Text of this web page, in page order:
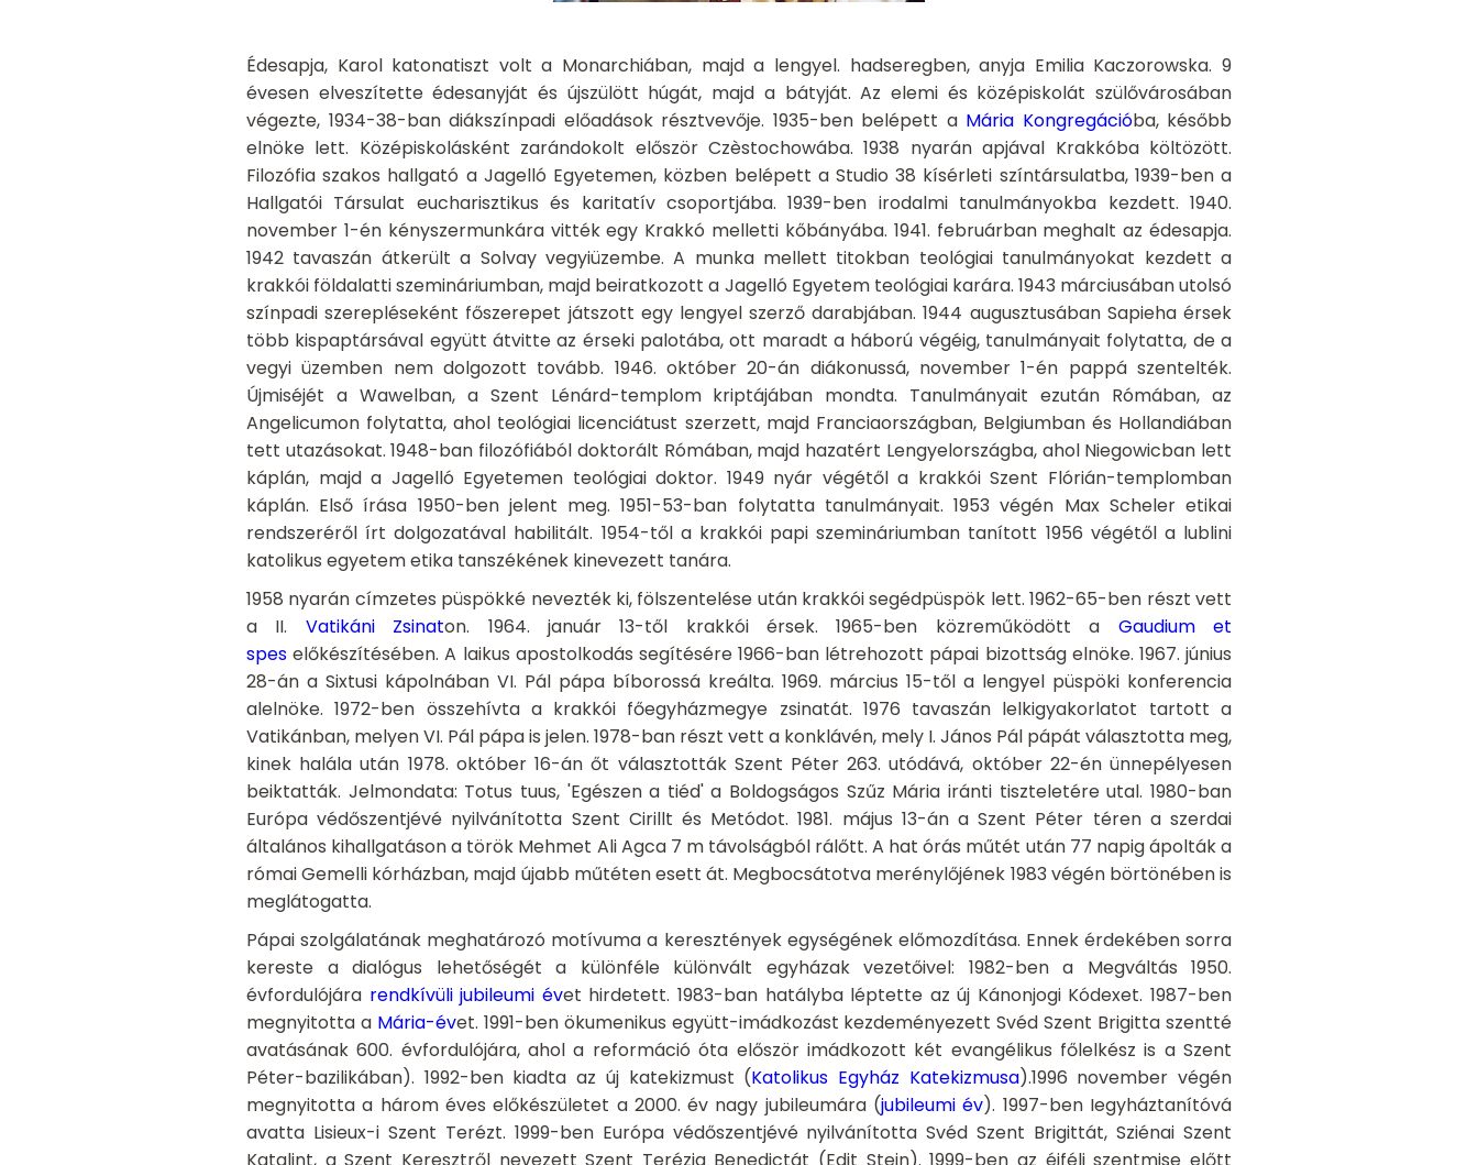
Édesapja, Karol katonatiszt volt a Monarchiában, majd a lengyel. hadseregben, anyja Emilia Kaczorowska. 9
évesen elveszítette édesanyját és újszülött húgát, majd a bátyját. Az elemi és középiskolát szülővárosában
végezte, 1934-38-ban diákszínpadi előadások résztvevője. 1935-ben belépett a Mária Kongregációba, később
elnöke lett. Középiskolásként zarándokolt először Czèstochowába. 1938 nyarán apjával Krakkóba költözött.
Filozófia szakos hallgató a Jagelló Egyetemen, közben belépett a Studio 38 kísérleti színtársulatba, 1939-ben a
Hallgatói Társulat eucharisztikus és karitatív csoportjába. 1939-ben irodalmi tanulmányokba kezdett. 1940.
november 1-én kényszermunkára vitték egy Krakkó melletti kőbányába. 1941. februárban meghalt az édesapja.
1942 tavaszán átkerült a Solvay vegyiüzembe. A munka mellett titokban teológiai tanulmányokat kezdett a
krakkói földalatti szemináriumban, majd beiratkozott a Jagelló Egyetem teológiai karára. 1943 márciusában utolsó
színpadi szerepléseként főszerepet játszott egy lengyel szerző darabjában. 1944 augusztusában Sapieha érsek
több kispaptársával együtt átvitte az érseki palotába, ott maradt a háború végéig, tanulmányait folytatta, de a
vegyi üzemben nem dolgozott tovább. 1946. október 20-án diákonussá, november 1-én pappá szentelték.
Újmiséjét a Wawelban, a Szent Lénárd-templom kriptájában mondta. Tanulmányait ezután Rómában, az
Angelicumon folytatta, ahol teológiai licenciátust szerzett, majd Franciaországban, Belgiumban és Hollandiában
tett utazásokat. 1948-ban filozófiából doktorált Rómában, majd hazatért Lengyelországba, ahol Niegowicban lett
káplán, majd a Jagelló Egyetemen teológiai doktor. 1949 nyár végétől a krakkói Szent Flórián-templomban
káplán. Első írása 1950-ben jelent meg. 1951-53-ban folytatta tanulmányait. 1953 végén Max Scheler etikai
rendszeréről írt dolgozatával habilitált. 1954-től a krakkói papi szemináriumban tanított 1956 végétől a lublini
katolikus egyetem etika tanszékének kinevezett tanára.
1958 nyarán címzetes püspökké nevezték ki, fölszentelése után krakkói segédpüspök lett. 1962-65-ben részt vett
a II. Vatikáni Zsinaton. 1964. január 13-től krakkói érsek. 1965-ben közreműködött a Gaudium et
spes előkészítésében. A laikus apostolkodás segítésére 1966-ban létrehozott pápai bizottság elnöke. 1967. június
28-án a Sixtusi kápolnában VI. Pál pápa bíborossá kreálta. 1969. március 15-től a lengyel püspöki konferencia
alelnöke. 1972-ben összehívta a krakkói főegyházmegye zsinatát. 1976 tavaszán lelkigyakorlatot tartott a
Vatikánban, melyen VI. Pál pápa is jelen. 1978-ban részt vett a konklávén, mely I. János Pál pápát választotta meg,
kinek halála után 1978. október 16-án őt választották Szent Péter 263. utódává, október 22-én ünnepélyesen
beiktatták. Jelmondata: Totus tuus, 'Egészen a tiéd' a Boldogságos Szűz Mária iránti tiszteletére utal. 1980-ban
Európa védőszentjévé nyilvánította Szent Cirillt és Metódot. 1981. május 13-án a Szent Péter téren a szerdai
általános kihallgatáson a török Mehmet Ali Agca 7 m távolságból rálőtt. A hat órás műtét után 77 napig ápolták a
római Gemelli kórházban, majd újabb műtéten esett át. Megbocsátotva merénylőjének 1983 végén börtönében is
meglátogatta.
Pápai szolgálatának meghatározó motívuma a keresztények egységének előmozdítása. Ennek érdekében sorra
kereste a dialógus lehetőségét a különféle különvált egyházak vezetőivel: 1982-ben a Megváltás 1950.
évfordulójára rendkívüli jubileumi évet hirdetett. 1983-ban hatályba léptette az új Kánonjogi Kódexet. 1987-ben
megnyitotta a Mária-évet. 1991-ben ökumenikus együtt-imádkozást kezdeményezett Svéd Szent Brigitta szentté
avatásának 600. évfordulójára, ahol a reformáció óta először imádkozott két evangélikus főlelkész is a Szent
Péter-bazilikában). 1992-ben kiadta az új katekizmust (Katolikus Egyház Katekizmusa).1996 november végén
megnyitotta a három éves előkészületet a 2000. év nagy jubileumára (jubileumi év). 1997-ben Iegyháztanítóvá
avatta Lisieux-i Szent Terézt. 1999-ben Európa védőszentjévé nyilvánította Svéd Szent Brigittát, Sziénai Szent